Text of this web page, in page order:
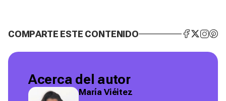
COMPARTE ESTE CONTENIDO
Acerca del autor
María Viéitez